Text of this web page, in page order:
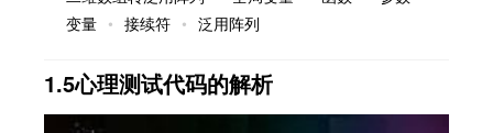
变量
接续符 泛用阵列
1.5心理测试代码的解析